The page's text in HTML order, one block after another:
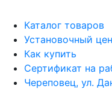
Каталог товаров
Установочный
Как купить
Сертификат на
Череповец, ул.